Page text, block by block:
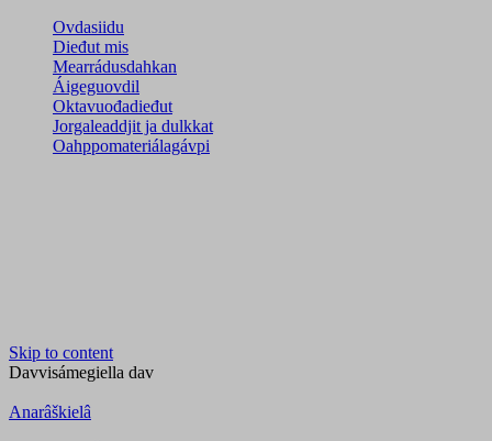
Ovdasiidu
Dieđut mis
Mearrádusdahkan
Áigeguovdil
Oktavuođadieđut
Jorgaleaddjit ja dulkkat
Oahppomateriálagávpi
Skip to content
Davvisámegiella dav
Anarâškielâ